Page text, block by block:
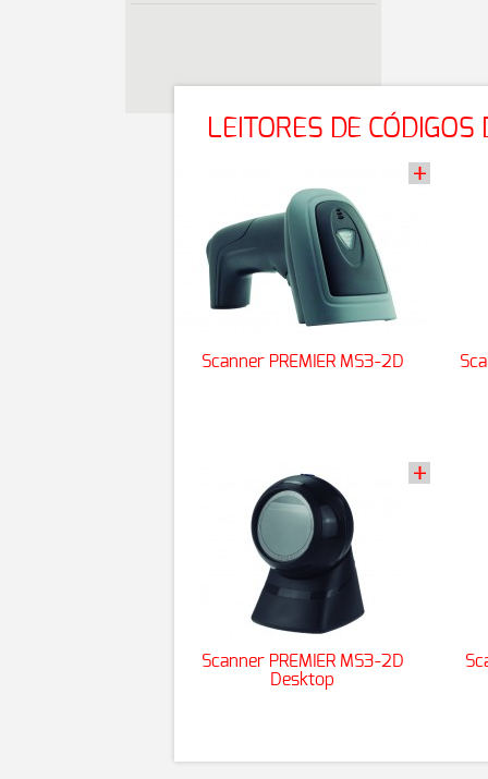
LEITORES DE CÓDIGOS
Scanner PREMIER MS3-2D
Scanner PREMIER MS3-2D
Desktop